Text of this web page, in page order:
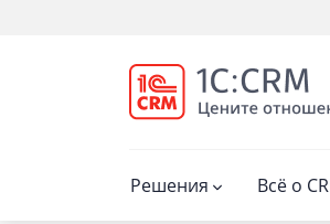
Решения Всё о